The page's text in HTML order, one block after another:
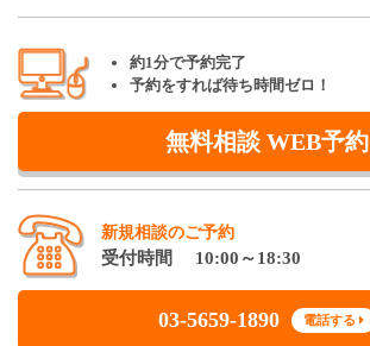
約1分で予約完了
予約をすれば待ち時間ゼロ！
無料相談 WEB予約
新規相談のご予約
受付時間 10:00～18:30
03-5659-1890 電話する